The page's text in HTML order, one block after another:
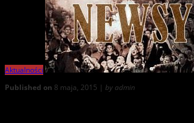
Aktualności
Published on 8 maja, 2015 | by admin